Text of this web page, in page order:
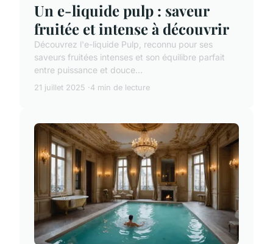
Un e-liquide pulp : saveur
fruitée et intense à découvrir
Découvrez l'e-liquide Pulp, reconnu pour ses
saveurs fruitées intenses et son équilibre parfait
entre puissance et douce...
21 juillet 2025 4 min de lecture